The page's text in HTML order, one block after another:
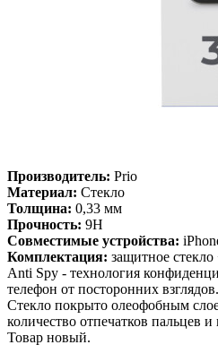
Производитель: Prio
Материал: Стекло
Толщина: 0,33 мм
Прочность: 9H
Совместимые устройства:
Комплектация: защитное
Anti Spy - технология
телефон от посторонних взглядов.
Стекло покрыто олеофобным
количество отпечатков пальцев и
Товар новый.